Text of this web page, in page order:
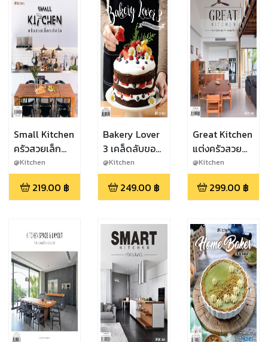
Small Kitchen
ครัวสวยเล็ก
กะทัดรัด
@Kitchen
219.00 ฿
Bakery Lover
3 เคล็ดลับของ
คนรักเบเกอรี่ 3
@Kitchen
249.00 ฿
Great Kitchen
แต่งครัวสวย
ตอบโจทย์ทุก
ฟังก์ชัน
@Kitchen
299.00 ฿